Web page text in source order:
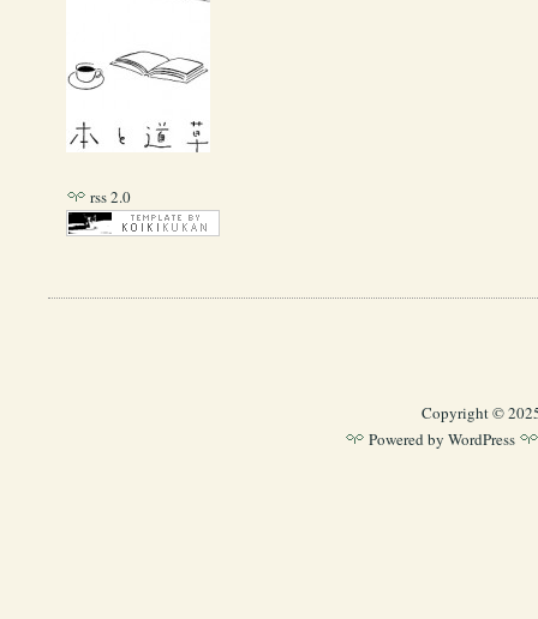
rss 2.0
Copyright ©
Powered by WordPress